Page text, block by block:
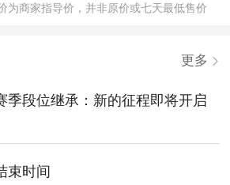
为商家指导价，并非原价或七天最低售价
更多
季段位继承：新的征程即将开启
束时间